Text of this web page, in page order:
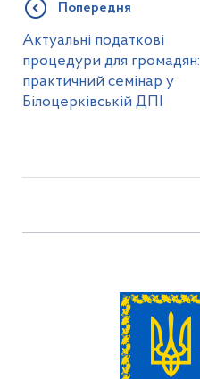
Попередня
Актуальні податкові
процедури для громадян:
практичний семінар у
Білоцерківській ДПІ